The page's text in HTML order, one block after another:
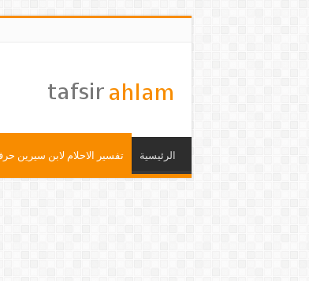
الرئيسية تفسير الاحلام لابن سيرين